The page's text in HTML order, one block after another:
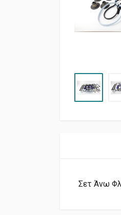
Σετ Άνω